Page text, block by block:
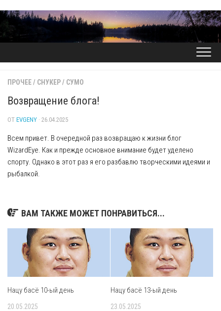
содержанию
ПРОЧЕЕ/ СНУКЕР/ СУМО
Возвращение блога!
ОТ EVGENY · 26.04.2025
Всем привет. В очередной раз возвращаю к жизни блог
WizardEye. Как и прежде основное внимание будет уделено
спорту. Однако в этот раз я его разбавлю творческими идеями и
рыбалкой.
ВАМ ТАКЖЕ МОЖЕТ ПОНРАВИТЬСЯ...
Нацу басё 10-ый день
20.05.2025
Нацу басё 13-ый день
23.05.2025